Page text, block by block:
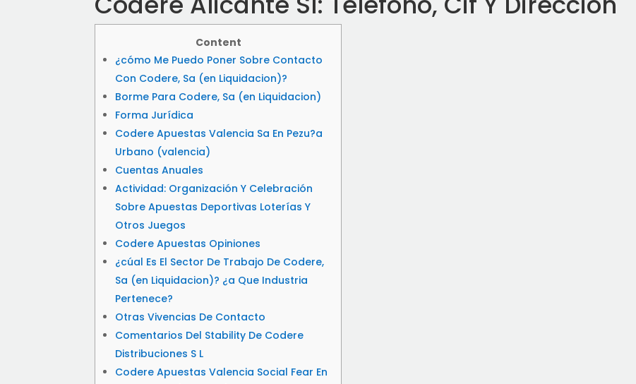
Content
¿cómo Me Puedo Poner Sobre Contacto
Con Codere, Sa (en Liquidacion)?
Borme Para Codere, Sa (en Liquidacion)
Forma Jurídica
Codere Apuestas Valencia Sa En Pezu?a
Urbano (valencia)
Cuentas Anuales
Actividad: Organización Y Celebración
Sobre Apuestas Deportivas Loterías Y
Otros Juegos
Codere Apuestas Opiniones
¿cúal Es El Sector De Trabajo De Codere,
Sa (en Liquidacion)? ¿a Que Industria
Pertenece?
Otras Vivencias De Contacto
Comentarios Del Stability De Codere
Distribuciones S L
Codere Apuestas Valencia Social Fear En